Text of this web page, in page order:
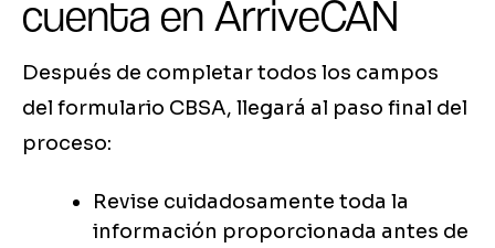
cuenta en ArriveCAN
Después de completar todos los campos
del formulario CBSA, llegará al paso final del
proceso:
Revise cuidadosamente toda la
información proporcionada antes de